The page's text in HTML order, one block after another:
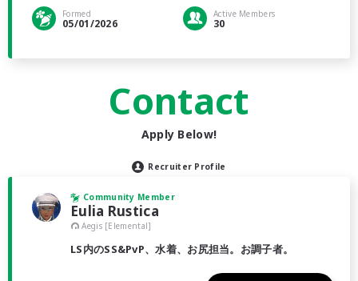
Formed
05/01/2026
Active Members
30
Contact
Apply Below!
Recruiter Profile
Community Member
Eulia Rustica
Aegis [Elemental]
LS内のSS&PvP、水着、お尻担当。お調子者。